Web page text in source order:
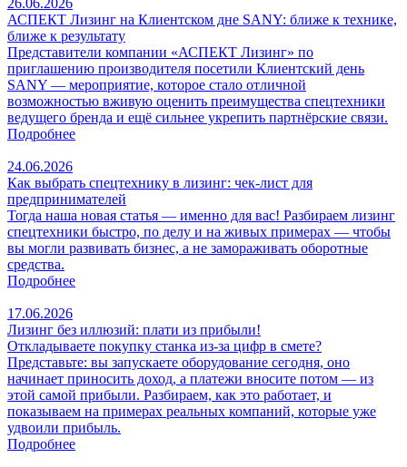
АСПЕКТ Лизинг на Клиентском дне SANY: ближе к технике,
ближе к результату
Представители компании «АСПЕКТ Лизинг» по
приглашению производителя посетили Клиентский день
SANY — мероприятие, которое стало отличной
возможностью вживую оценить преимущества спецтехники
ведущего бренда и ещё сильнее укрепить партнёрские связи.
Подробнее
24.06.2026
Как выбрать спецтехнику в лизинг: чек‑лист для
предпринимателей
Тогда наша новая статья — именно для вас! Разбираем лизинг
спецтехники быстро, по делу и на живых примерах — чтобы
вы могли развивать бизнес, а не замораживать оборотные
средства.
Подробнее
17.06.2026
Лизинг без иллюзий: плати из прибыли!
Откладываете покупку станка из‑за цифр в смете?
Представьте: вы запускаете оборудование сегодня, оно
начинает приносить доход, а платежи вносите потом — из
этой самой прибыли. Разбираем, как это работает, и
показываем на примерах реальных компаний, которые уже
удвоили прибыль.
Подробнее